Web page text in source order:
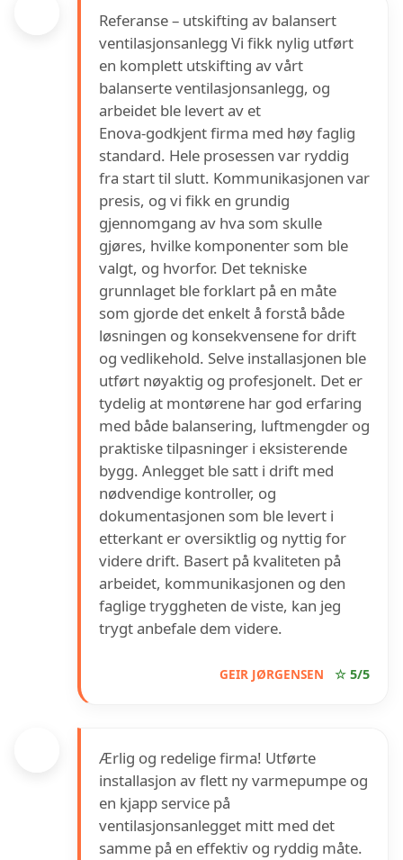
Referanse – utskifting av balansert
ventilasjonsanlegg Vi fikk nylig utført
en komplett utskifting av vårt
balanserte ventilasjonsanlegg, og
arbeidet ble levert av et
Enova‑godkjent firma med høy faglig
standard. Hele prosessen var ryddig
fra start til slutt. Kommunikasjonen var
presis, og vi fikk en grundig
gjennomgang av hva som skulle
gjøres, hvilke komponenter som ble
valgt, og hvorfor. Det tekniske
grunnlaget ble forklart på en måte
som gjorde det enkelt å forstå både
løsningen og konsekvensene for drift
og vedlikehold. Selve installasjonen ble
utført nøyaktig og profesjonelt. Det er
tydelig at montørene har god erfaring
med både balansering, luftmengder og
praktiske tilpasninger i eksisterende
bygg. Anlegget ble satt i drift med
nødvendige kontroller, og
dokumentasjonen som ble levert i
etterkant er oversiktlig og nyttig for
videre drift. Basert på kvaliteten på
arbeidet, kommunikasjonen og den
faglige tryggheten de viste, kan jeg
trygt anbefale dem videre.
GEIR JØRGENSEN ☆ 5/5
Ærlig og redelige firma! Utførte
installasjon av flett ny varmepumpe og
en kjapp service på
ventilasjonsanlegget mitt med det
samme på en effektiv og ryddig måte.